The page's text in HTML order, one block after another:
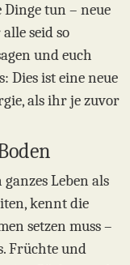
tun – neue
seid so
und euch
Dies ist eine neue
als ihr je zuvor
Leben als
kennt die
setzen muss –
Früchte und